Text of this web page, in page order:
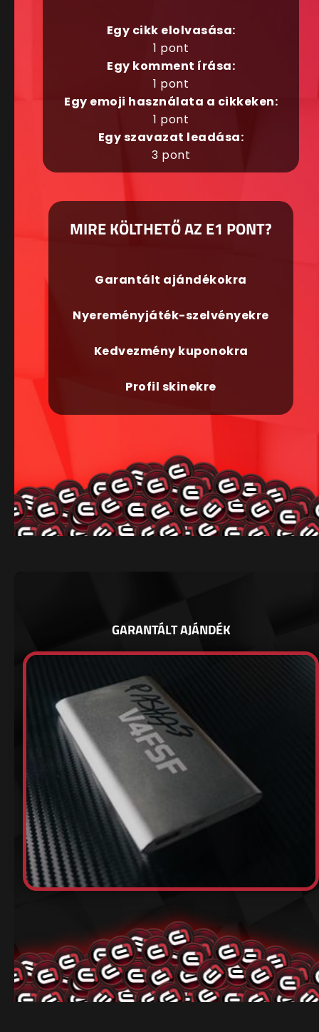
Egy cikk elolvasása:
1 pont
Egy komment írása:
1 pont
Egy emoji használata a cikkeken:
1 pont
Egy szavazat leadása:
3 pont
MIRE KÖLTHETŐ AZ E1 PONT?
Garantált ajándékokra
Nyereményjáték-szelvényekre
Kedvezmény kuponokra
Profil skinekre
GARANTÁLT AJÁNDÉK